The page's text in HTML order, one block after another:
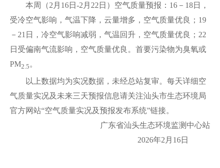
本周（2月16日-2月22日）空气质量预报：16－18日，
受冷空气影响，气温下降，云量增多，空气质量优良；19
－21日，冷空气影响减弱，气温回升，空气质量优良；22
日受偏南气流影响，空气质量优良。首要污染物为臭氧或
PM2.5 。
以上数据均为实况数据，未经总站复审。每天详细空
气质量实况及未来三天预报信息请关注汕头市生态环境局
官方网站“空气质量实况及预报发布系统”链接。
广东省汕头生态环境监测中心站
2026年2月16日